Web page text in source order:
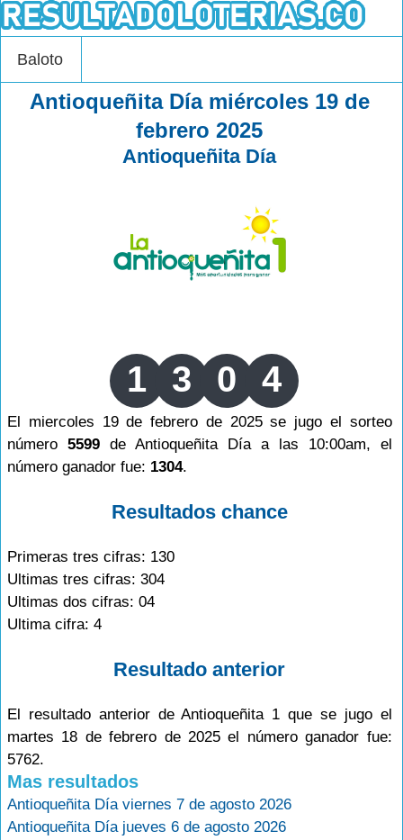
Baloto
Antioqueñita Día miércoles 19 de
febrero 2025
Antioqueñita Día
1 3 0 4
El miercoles 19 de febrero de 2025 se jugo el sorteo
número 5599de Antioqueñita Día a las 10:00am, el
número ganador fue: 1304.
Resultados chance
Primeras tres cifras: 130
Ultimas tres cifras: 304
Ultimas dos cifras: 04
Ultima cifra: 4
Resultado anterior
El resultado anterior de Antioqueñita 1 que se jugo el
martes 18 de febrero de 2025 el número ganador fue:
5762.
Mas resultados
Antioqueñita Día viernes 7 de agosto 2026
Antioqueñita Día jueves 6 de agosto 2026